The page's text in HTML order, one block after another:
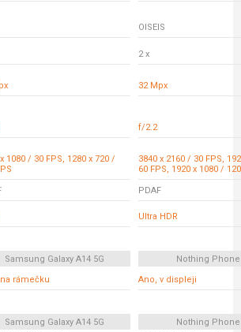
OISEIS
2 x
32 Mpx
f/2.2
1080 / 30 FPS, 1280 x 720 /
3840 x 2160 / 30 FPS,
60 FPS, 1920 x 1080 /
PDAF
Ultra HDR
Samsung Galaxy A14 5G
Nothing Phone
rámečku Ano, v displeji
Samsung Galaxy A14 5G
Nothing Phone